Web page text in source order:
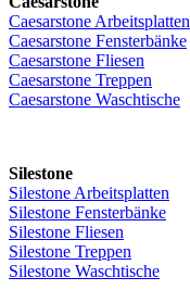
Caesarstone Arbeitsplatten
Caesarstone Fensterbänke
Caesarstone Fliesen
Caesarstone Treppen
Caesarstone Waschtische
Silestone
Silestone Arbeitsplatten
Silestone Fensterbänke
Silestone Fliesen
Silestone Treppen
Silestone Waschtische